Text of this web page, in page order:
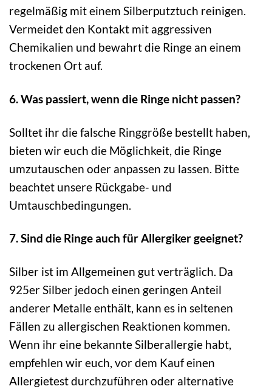
regelmäßig mit einem Silberputztuch reinigen.
Vermeidet den Kontakt mit aggressiven
Chemikalien und bewahrt die Ringe an einem
trockenen Ort auf.
6. Was passiert, wenn die Ringe nicht passen?
Solltet ihr die falsche Ringgröße bestellt haben,
bieten wir euch die Möglichkeit, die Ringe
umzutauschen oder anpassen zu lassen. Bitte
beachtet unsere Rückgabe- und
Umtauschbedingungen.
7. Sind die Ringe auch für Allergiker geeignet?
Silber ist im Allgemeinen gut verträglich. Da
925er Silber jedoch einen geringen Anteil
anderer Metalle enthält, kann es in seltenen
Fällen zu allergischen Reaktionen kommen.
Wenn ihr eine bekannte Silberallergie habt,
empfehlen wir euch, vor dem Kauf einen
Allergietest durchzuführen oder alternative